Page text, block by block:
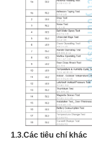
1.3.Các tiêu chí khác